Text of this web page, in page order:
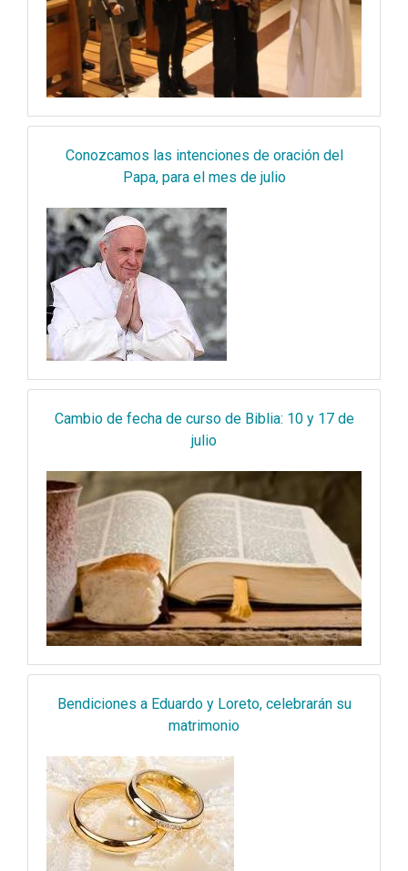
Conozcamos las intenciones de oración del
Papa, para el mes de julio
Cambio de fecha de curso de Biblia: 10 y 17 de
julio
Bendiciones a Eduardo y Loreto, celebrarán su
matrimonio